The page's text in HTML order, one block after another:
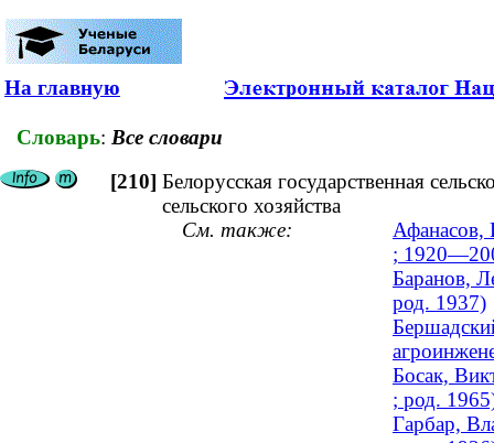
На главную
Словарь: Все словари
[210] Белорусская государственная
сельского хозяйства
См. также:
Афанасов,
;
Баранов,
род. 1937)
Босак,
; род.
Гарбар,